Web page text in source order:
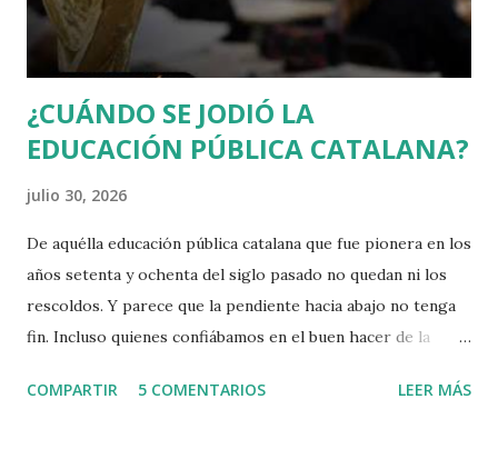
conservar su poder y riqueza. Muchas veces creo que se
debería releer a Rousseau, sobr...
¿CUÁNDO SE JODIÓ LA
EDUCACIÓN PÚBLICA CATALANA?
julio 30, 2026
De aquélla educación pública catalana que fue pionera en los
años setenta y ochenta del siglo pasado no quedan ni los
rescoldos. Y parece que la pendiente hacia abajo no tenga
fin. Incluso quienes confiábamos en el buen hacer de la
Apesadumbrados y tristes no solo por las escasas mejoras
COMPARTIR 5 COMENTARIOS LEER MÁS